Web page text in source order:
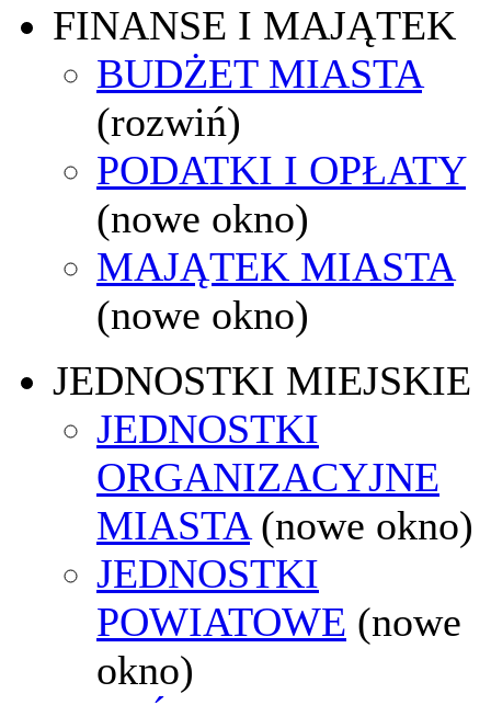
FINANSE I MAJĄTEK
BUDŻET MIASTA
(rozwiń)
PODATKI I OPŁATY
(nowe okno)
MAJĄTEK MIASTA
(nowe okno)
JEDNOSTKI MIEJSKIE
JEDNOSTKI
ORGANIZACYJNE
MIASTA (nowe okno)
JEDNOSTKI
POWIATOWE (nowe
okno)